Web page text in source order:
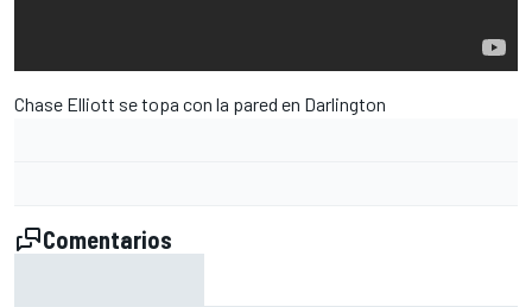
Chase Elliott se topa con la pared en Darlington
Comentarios